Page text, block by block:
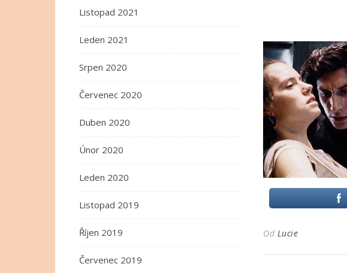
Listopad 2021
Leden 2021
Srpen 2020
Červenec 2020
Duben 2020
Únor 2020
Leden 2020
Listopad 2019
Říjen 2019
Červenec 2019
Od Lucie